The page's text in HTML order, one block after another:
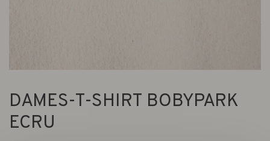
DAMES-T-SHIRT BOBYPARK
ECRU